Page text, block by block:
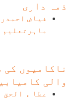
ذمہ داری
فیاض
ماہرتعلیم
ناکامیوں کی
والی
عطا ء الحق